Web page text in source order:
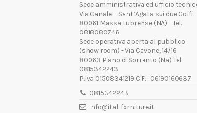
Sede amministrativa ed ufficio
Via Canale – Sant’Agata sui due Golfi
80061 Massa Lubrense (NA) - Tel.
0818080746
Sede operativa aperta al pubblico
(show room) - Via Cavone, 14/16
80063 Piano di Sorrento (Na) Tel.
0815342243
P.Iva 01508341219 C.F. : 06190160637
0815342243
info@ital-forniture.it